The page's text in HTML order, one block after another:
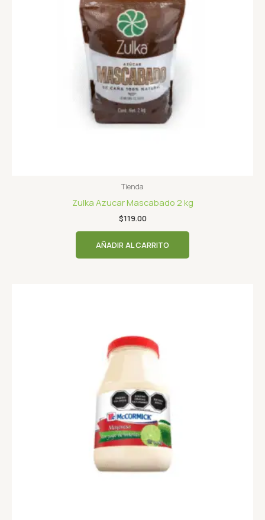
Tienda
Zulka Azucar Mascabado 2 kg
$119.00
AÑADIR AL CARRITO